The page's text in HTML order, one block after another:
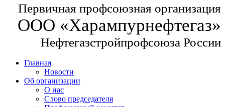
Первичная профсоюзная организация
ООО «Харампурнефтегаз»
Нефтегазстройпрофсоюза России
Главная
Новости
Об организации
О нас
Слово председателя